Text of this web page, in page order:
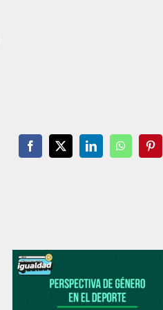
Facebook
X LinkedInWhatsApp